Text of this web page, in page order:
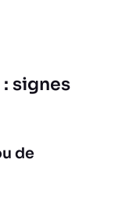
signes
de